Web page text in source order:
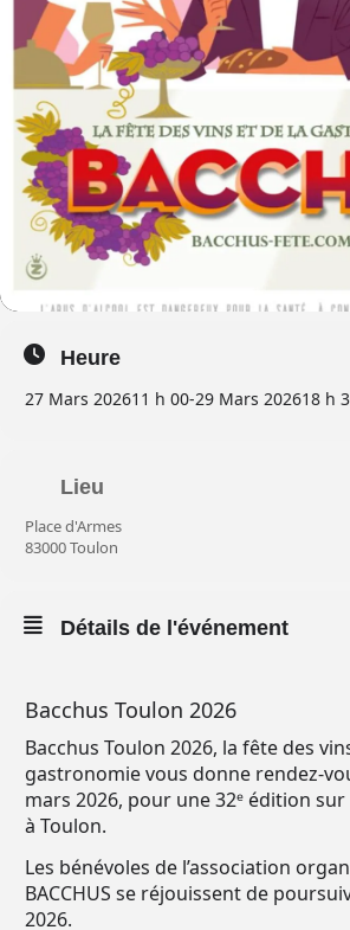
Heure
27 Mars 202611 h 00-29 Mars 202618 h
Lieu
Place d'Armes
83000 Toulon
Détails de l'événement
Bacchus Toulon 2026
Bacchus Toulon 2026, la fête des
gastronomie vous donne rendez-
mars 2026, pour une 32ᵉ édition sur
à Toulon.
Les bénévoles de l’association
BACCHUS se réjouissent de
2026.